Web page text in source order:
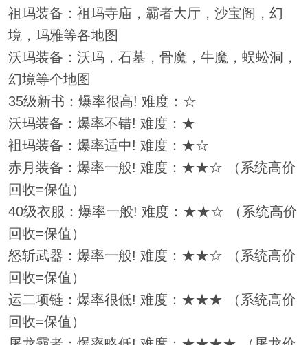
祖玛装备：祖玛寺庙，霸者大厅，沙宝阁，幻
境，玛雅等各地图
沃玛装备：沃玛，石墓，骨魔，牛魔，蜈蚣洞，
幻境等个地图
35级新书：爆率很高! 难度：☆
沃玛装备：爆率不错! 难度：★
袓玛装备：爆率适中! 难度：★☆
赤月装备：爆率一般! 难度：★★☆ （系统高价
回收=保值）
40级衣服：爆率一般! 难度：★★☆ （系统高价
回收=保值）
怒斩武器：爆率一般! 难度：★★☆ （系统高价
回收=保值）
运二项链：爆率很低! 难度：★★★ （系统高价
回收=保值）